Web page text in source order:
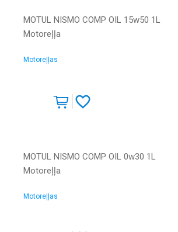
MOTUL NISMO COMP OIL 15w50 1L
Motoreļļa
Motoreļļas
MOTUL NISMO COMP OIL 0w30 1L
Motoreļļa
Motoreļļas